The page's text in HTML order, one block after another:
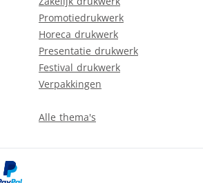
Promotiedrukwerk
Horeca drukwerk
Presentatie drukwerk
Festival drukwerk
Verpakkingen
Alle thema's